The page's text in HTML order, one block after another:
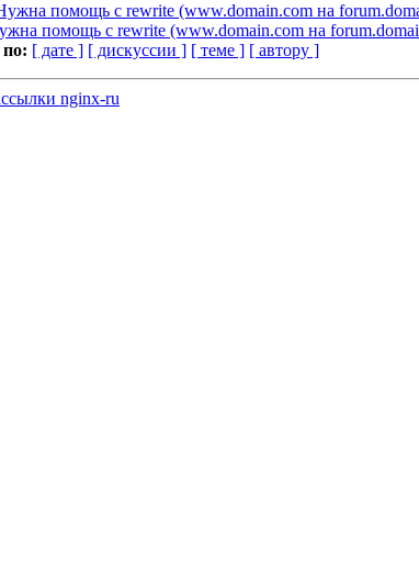
помощь с rewrite (www.domain.com на
помощь с rewrite (www.domain.com на
[ дате ] [ дискуссии ] [ теме ] [ автору ]
nginx-ru